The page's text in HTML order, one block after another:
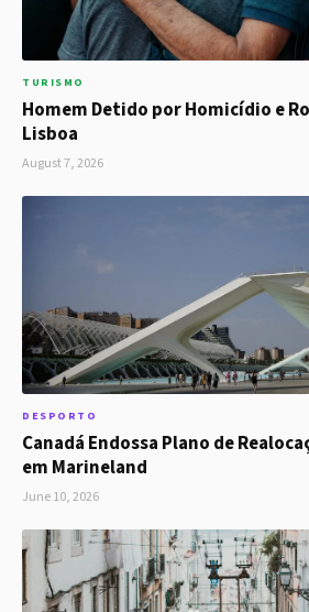
TURISMO
Homem Detido por Homicídio e
Lisboa
August 7, 2026
DESPORTO
Canadá Endossa Plano de
em Marineland
June 10, 2026